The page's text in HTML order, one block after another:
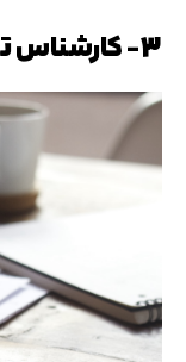
3- کارشناس تولید محتوا